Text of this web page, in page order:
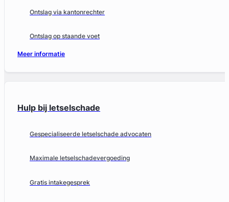
Ontslag via kantonrechter
Ontslag op staande voet
Meer informatie
Hulp bij letselschade
Gespecialiseerde letselschade advocaten
Maximale letselschadevergoeding
Gratis intakegesprek